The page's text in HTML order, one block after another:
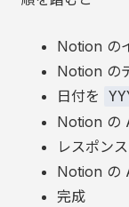
Notion の
Notion の
日付を
Notion の
レスポン
Notion の
完成